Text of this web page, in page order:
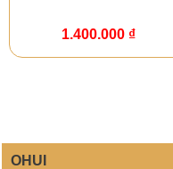
1.400.000 ₫
OHUI